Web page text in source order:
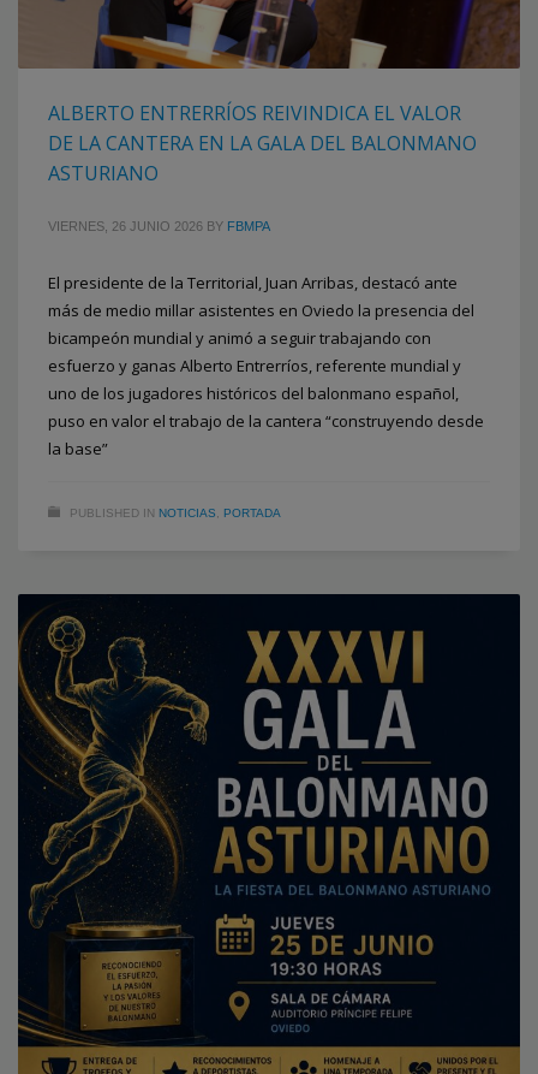
ALBERTO ENTRERRÍOS REIVINDICA EL VALOR
DE LA CANTERA EN LA GALA DEL BALONMANO
ASTURIANO
VIERNES, 26 JUNIO 2026 BY FBMPA
El presidente de la Territorial, Juan Arribas, destacó ante
más de medio millar asistentes en Oviedo la presencia del
bicampeón mundial y animó a seguir trabajando con
esfuerzo y ganas Alberto Entrerríos, referente mundial y
uno de los jugadores históricos del balonmano español,
puso en valor el trabajo de la cantera “construyendo desde
la base”
PUBLISHED IN NOTICIAS PORTADA